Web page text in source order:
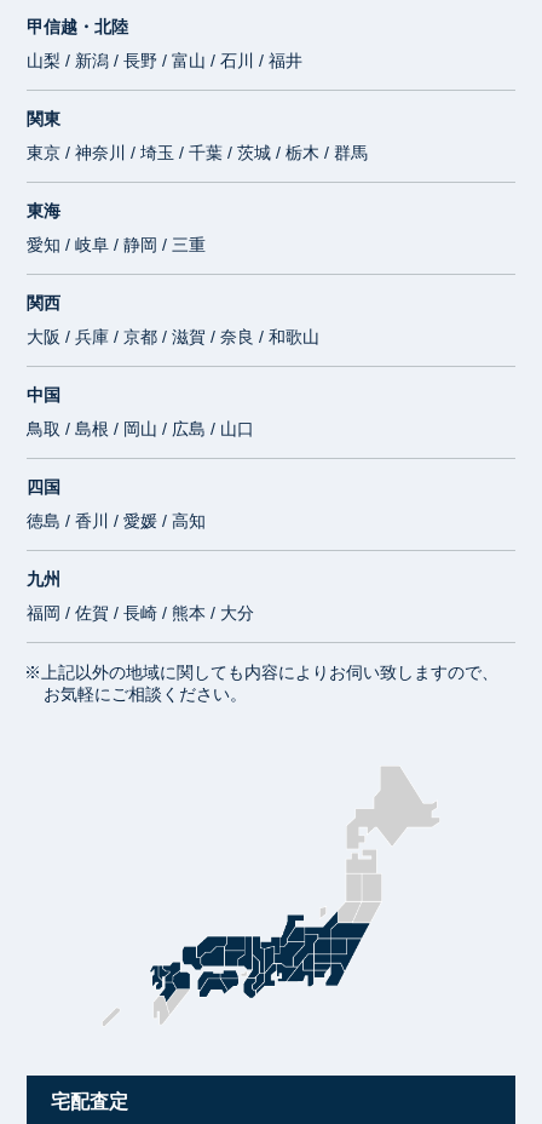
甲信越・北陸
山梨 / 新潟 / 長野 / 富山 / 石川 / 福井
関東
東京 / 神奈川 / 埼玉 / 千葉 / 茨城 / 栃木 / 群馬
東海
愛知 / 岐阜 / 静岡 / 三重
関西
大阪 / 兵庫 / 京都 / 滋賀 / 奈良 / 和歌山
中国
鳥取 / 島根 / 岡山 / 広島 / 山口
四国
徳島 / 香川 / 愛媛 / 高知
九州
福岡 / 佐賀 / 長崎 / 熊本 / 大分
※上記以外の地域に関しても内容によりお伺い致しますので、
お気軽にご相談ください。
宅配査定